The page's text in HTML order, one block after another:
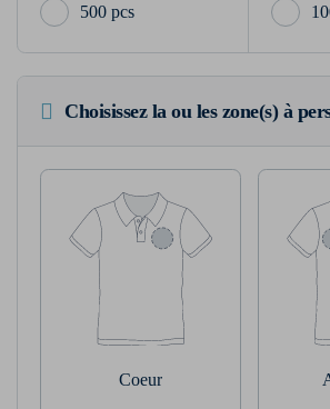
500 pcs
Choisissez la ou les zone(s) à
Coeur